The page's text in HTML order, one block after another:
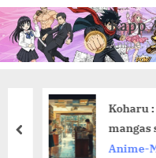
Skip
to
content
Kapp
Anime,
Koharu :
mangas
Anime-
prev